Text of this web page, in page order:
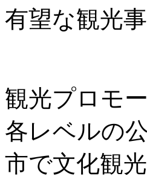
有望な観光
観光プロモ
各レベルの
市で文化観